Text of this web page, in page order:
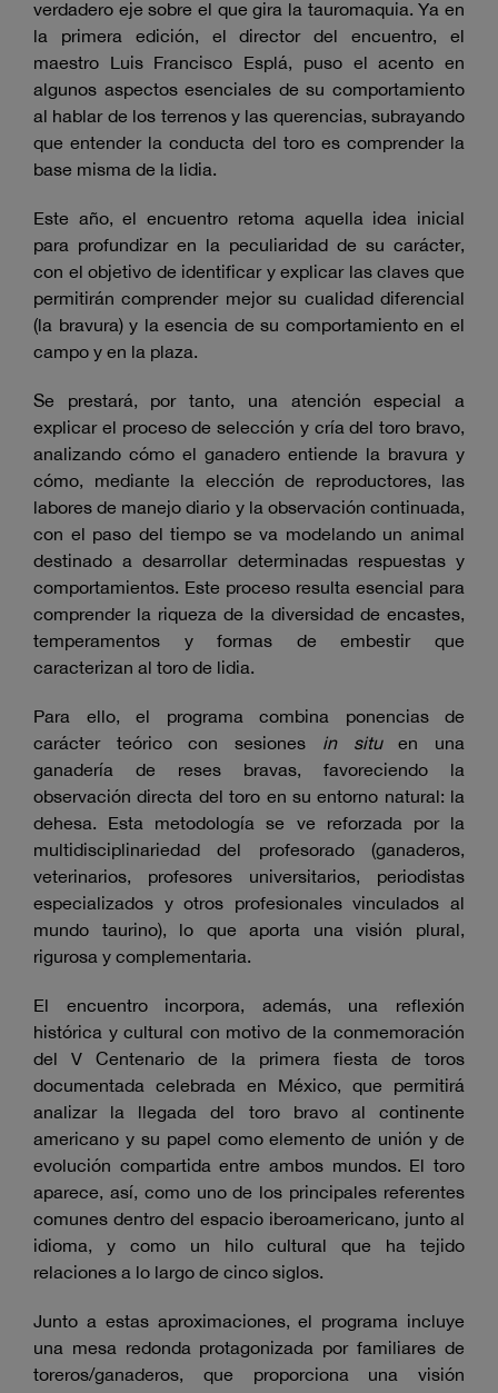
verdadero eje sobre el que gira la tauromaquia. Ya en
la primera edición, el director del encuentro, el
maestro Luis Francisco Esplá, puso el acento en
algunos aspectos esenciales de su comportamiento
al hablar de los terrenos y las querencias, subrayando
que entender la conducta del toro es comprender la
base misma de la lidia.
Este año, el encuentro retoma aquella idea inicial
para profundizar en la peculiaridad de su carácter,
con el objetivo de identificar y explicar las claves que
permitirán comprender mejor su cualidad diferencial
(la bravura) y la esencia de su comportamiento en el
campo y en la plaza.
Se prestará, por tanto, una atención especial a
explicar el proceso de selección y cría del toro bravo,
analizando cómo el ganadero entiende la bravura y
cómo, mediante la elección de reproductores, las
labores de manejo diario y la observación continuada,
con el paso del tiempo se va modelando un animal
destinado a desarrollar determinadas respuestas y
comportamientos. Este proceso resulta esencial para
comprender la riqueza de la diversidad de encastes,
temperamentos y formas de embestir que
caracterizan al toro de lidia.
Para ello, el programa combina ponencias de
carácter teórico con sesiones in situen una
ganadería de reses bravas, favoreciendo la
observación directa del toro en su entorno natural: la
dehesa. Esta metodología se ve reforzada por la
multidisciplinariedad del profesorado (ganaderos,
veterinarios, profesores universitarios, periodistas
especializados y otros profesionales vinculados al
mundo taurino), lo que aporta una visión plural,
rigurosa y complementaria.
El encuentro incorpora, además, una reflexión
histórica y cultural con motivo de la conmemoración
del V Centenario de la primera fiesta de toros
documentada celebrada en México, que permitirá
analizar la llegada del toro bravo al continente
americano y su papel como elemento de unión y de
evolución compartida entre ambos mundos. El toro
aparece, así, como uno de los principales referentes
comunes dentro del espacio iberoamericano, junto al
idioma, y como un hilo cultural que ha tejido
relaciones a lo largo de cinco siglos.
Junto a estas aproximaciones, el programa incluye
una mesa redonda protagonizada por familiares de
toreros/ganaderos, que proporciona una visión